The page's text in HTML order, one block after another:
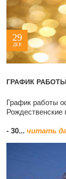
29
ДЕК
ГРАФИК
График работы
Рождественские
- 30...читать